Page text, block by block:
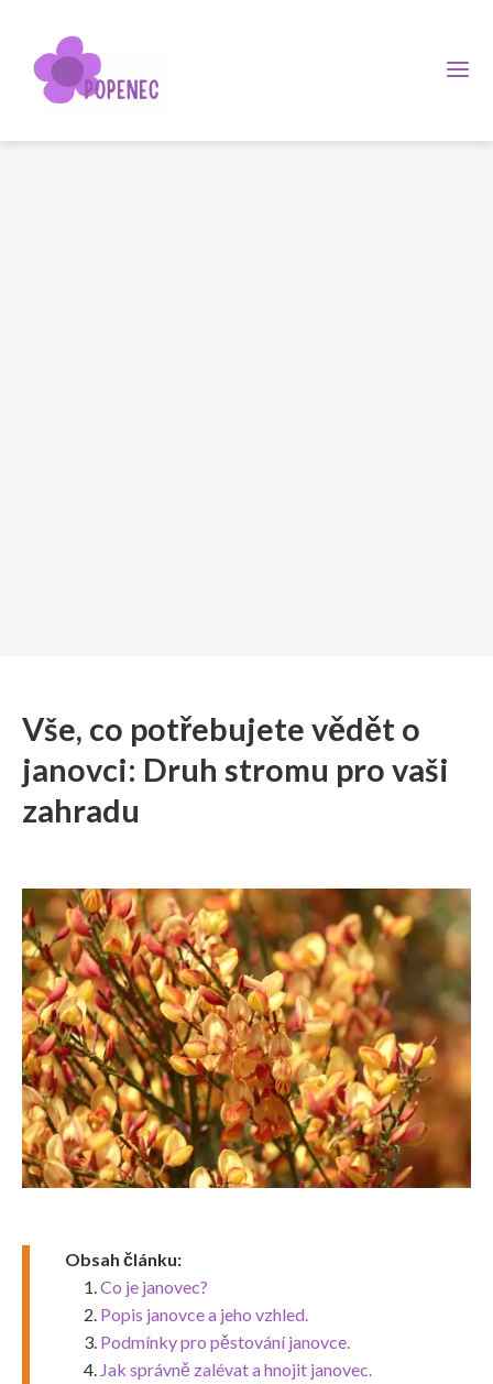
Vše, co potřebujete vědět o
janovci: Druh stromu pro vaši
zahradu
Obsah článku:
Co je janovec?
Popis janovce a jeho vzhled.
Podmínky pro pěstování janovce.
Jak správně zalévat a hnojit janovec.